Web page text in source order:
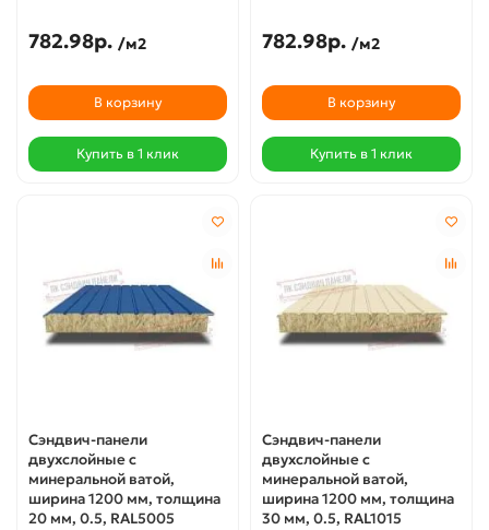
782.98р. /м2
В корзину
Купить в 1 клик
782.98р. /м2
В корзину
Купить в 1 клик
Сэндвич-панели
двухслойные с
минеральной ватой,
ширина 1200 мм, толщина
20 мм, 0.5, RAL5005
Сэндвич-панели
двухслойные с
минеральной ватой,
ширина 1200 мм, толщина
30 мм, 0.5, RAL1015